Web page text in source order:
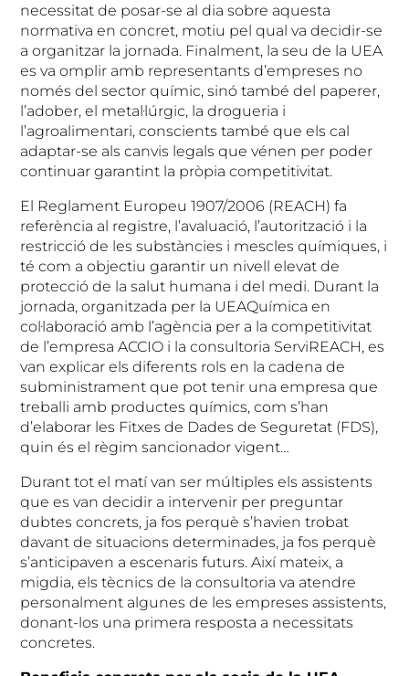
necessitat de posar-se al dia sobre aquesta
normativa en concret, motiu pel qual va decidir-se
a organitzar la jornada. Finalment, la seu de la UEA
es va omplir amb representants d’empreses no
només del sector químic, sinó també del paperer,
l’adober, el metal·lúrgic, la drogueria i
l’agroalimentari, conscients també que els cal
adaptar-se als canvis legals que vénen per poder
continuar garantint la pròpia competitivitat.
El Reglament Europeu 1907/2006 (REACH) fa
referència al registre, l’avaluació, l’autorització i la
restricció de les substàncies i mescles químiques, i
té com a objectiu garantir un nivell elevat de
protecció de la salut humana i del medi. Durant la
jornada, organitzada per la UEAQuímica en
col·laboració amb l’agència per a la competitivitat
de l’empresa ACCIO i la consultoria ServiREACH, es
van explicar els diferents rols en la cadena de
subministrament que pot tenir una empresa que
treballi amb productes químics, com s’han
d’elaborar les Fitxes de Dades de Seguretat (FDS),
quin és el règim sancionador vigent…
Durant tot el matí van ser múltiples els assistents
que es van decidir a intervenir per preguntar
dubtes concrets, ja fos perquè s’havien trobat
davant de situacions determinades, ja fos perquè
s’anticipaven a escenaris futurs. Així mateix, a
migdia, els tècnics de la consultoria va atendre
personalment algunes de les empreses assistents,
donant-los una primera resposta a necessitats
concretes.